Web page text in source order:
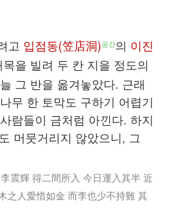
고 입점동(笠店洞)공간의 이진
목을 빌려 두 칸 지을 정도의
그 반을 옮겨놓았다. 근래
무 한 토막도 구하기 어렵기
람들이 금처럼 아낀다. 하지
머뭇거리지 않았으니, 그
震輝 得二間所入 今日運入其半 近
之人愛惜如金 而李也少不持難 其